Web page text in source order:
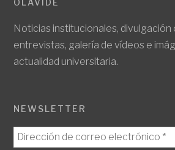
OLAVIDE
Noticias institucionales, divulgación
entrevistas, galería de vídeos e
actualidad universitaria.
NEWSLETTER